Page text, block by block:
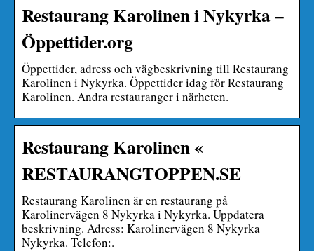
Restaurang Karolinen i Nykyrka –
Öppettider.org
Öppettider, adress och vägbeskrivning till Restaurang
Karolinen i Nykyrka. Öppettider idag för Restaurang
Karolinen. Andra restauranger i närheten.
Restaurang Karolinen «
RESTAURANGTOPPEN.SE
Restaurang Karolinen är en restaurang på
Karolinervägen 8 Nykyrka i Nykyrka. Uppdatera
beskrivning. Adress: Karolinervägen 8 Nykyrka
Nykyrka. Telefon:.